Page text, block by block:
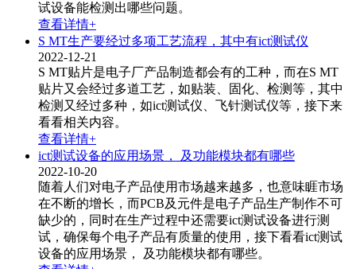
试设备​能检测出哪些问题。
查看详情+
S MT生产要经过多项工艺流程，其中有ict测试仪
2022-12-21
S MT贴片是电子厂产品制造都会有的工种，而在S MT
贴片又会经过多道工艺，如贴装、固化、检测等，其中
检测又经过多种，如ict测试仪​、飞针测试仪等，接下来
看看相关内容。
查看详情+
ict测试设备的应用场景， 及功能模块都有哪些
2022-10-20
随着人们对电子产品使用市场越来越多，也意味睚市场
在不断的增长，而PCB及元件是电子产品生产制作不可
缺少的，同时在生产过程中还需要ict测试设备​进行测
试，确保每个电子产品有质量的使用，接下看看ict测试
设备的应用场景， 及功能模块都有哪些。